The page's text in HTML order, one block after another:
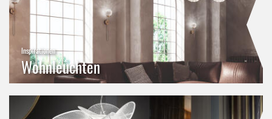
Inspirationen
Wohnleuchten